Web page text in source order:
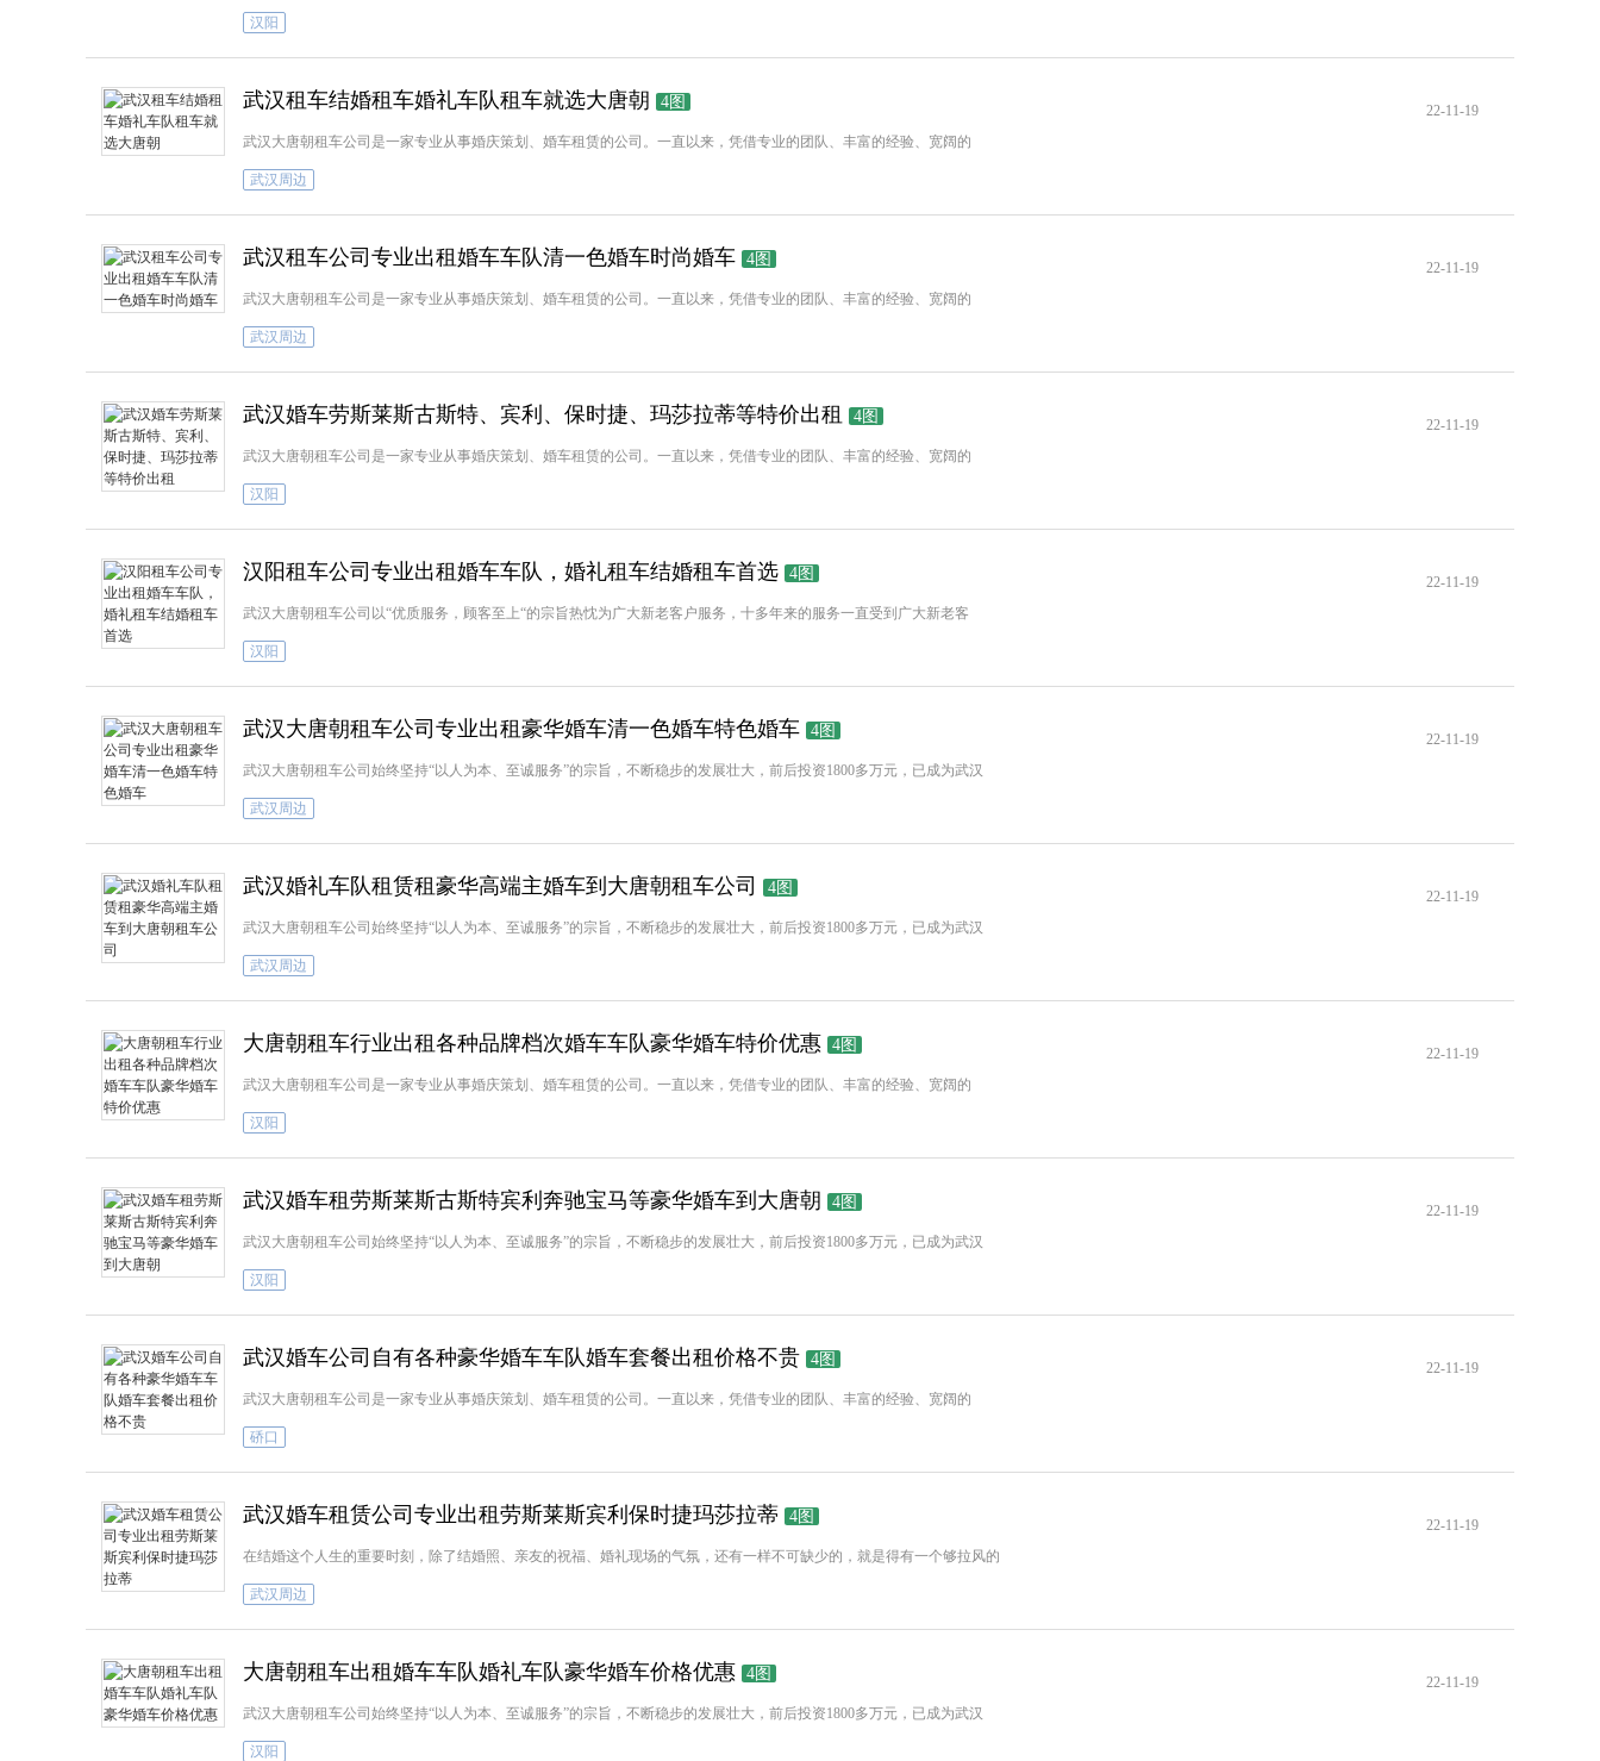
汉阳
22-11-19
武汉租车结婚租车婚礼车队租车就选大唐朝 4图
武汉大唐朝租车公司是一家专业从事婚庆策划、婚车租赁的公司。一直以来，凭借专业的团队、丰富的经验、宽阔的
武汉周边
22-11-19
武汉租车公司专业出租婚车车队清一色婚车时尚婚车 4图
武汉大唐朝租车公司是一家专业从事婚庆策划、婚车租赁的公司。一直以来，凭借专业的团队、丰富的经验、宽阔的
武汉周边
22-11-19
武汉婚车劳斯莱斯古斯特、宾利、保时捷、玛莎拉蒂等特价出租 4图
武汉大唐朝租车公司是一家专业从事婚庆策划、婚车租赁的公司。一直以来，凭借专业的团队、丰富的经验、宽阔的
汉阳
22-11-19
汉阳租车公司专业出租婚车车队，婚礼租车结婚租车首选 4图
武汉大唐朝租车公司以“优质服务，顾客至上“的宗旨热忱为广大新老客户服务，十多年来的服务一直受到广大新老客
汉阳
22-11-19
武汉大唐朝租车公司专业出租豪华婚车清一色婚车特色婚车 4图
武汉大唐朝租车公司始终坚持“以人为本、至诚服务”的宗旨，不断稳步的发展壮大，前后投资1800多万元，已成为武汉
武汉周边
22-11-19
武汉婚礼车队租赁租豪华高端主婚车到大唐朝租车公司 4图
武汉大唐朝租车公司始终坚持“以人为本、至诚服务”的宗旨，不断稳步的发展壮大，前后投资1800多万元，已成为武汉
武汉周边
22-11-19
大唐朝租车行业出租各种品牌档次婚车车队豪华婚车特价优惠 4图
武汉大唐朝租车公司是一家专业从事婚庆策划、婚车租赁的公司。一直以来，凭借专业的团队、丰富的经验、宽阔的
汉阳
22-11-19
武汉婚车租劳斯莱斯古斯特宾利奔驰宝马等豪华婚车到大唐朝 4图
武汉大唐朝租车公司始终坚持“以人为本、至诚服务”的宗旨，不断稳步的发展壮大，前后投资1800多万元，已成为武汉
汉阳
22-11-19
武汉婚车公司自有各种豪华婚车车队婚车套餐出租价格不贵 4图
武汉大唐朝租车公司是一家专业从事婚庆策划、婚车租赁的公司。一直以来，凭借专业的团队、丰富的经验、宽阔的
硚口
22-11-19
武汉婚车租赁公司专业出租劳斯莱斯宾利保时捷玛莎拉蒂 4图
在结婚这个人生的重要时刻，除了结婚照、亲友的祝福、婚礼现场的气氛，还有一样不可缺少的，就是得有一个够拉风的
武汉周边
22-11-19
大唐朝租车出租婚车车队婚礼车队豪华婚车价格优惠 4图
武汉大唐朝租车公司始终坚持“以人为本、至诚服务”的宗旨，不断稳步的发展壮大，前后投资1800多万元，已成为武汉
汉阳